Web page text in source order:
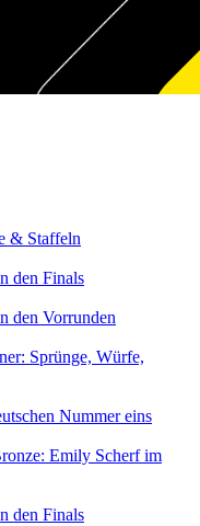
& Staffeln
den Finals
den Vorrunden
Sprünge, Würfe,
Nummer eins
Emily Scherf im
den Finals